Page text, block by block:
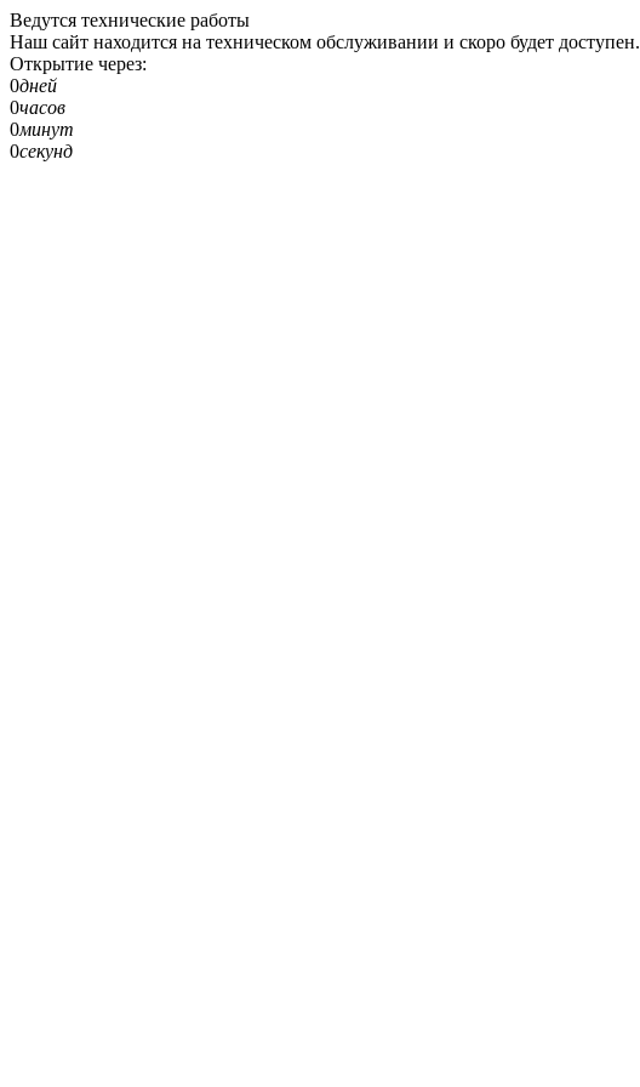
Ведутся технические работы
Наш сайт находится на техническом обслуживании и скоро будет доступен.
Открытие через:
0дней
0часов
0минут
0секунд